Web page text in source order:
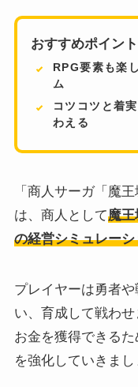
おすすめポイント
RPG要素も楽
ム
コツコツと着
わえる
「商人サーガ「魔
は、商人として魔王
の経営シミュレー
プレイヤーは勇者
い、育成して戦わ
お金を獲得できる
を強化していきまし